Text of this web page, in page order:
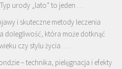
urody „lato” to jeden …
i skuteczne metody leczenia
dolegliwość, która może dotknąć
czy stylu życia. …
– technika, pielęgnacja i efekty